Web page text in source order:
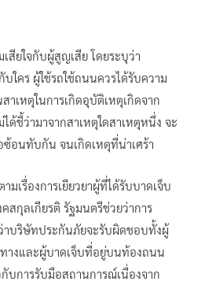
สียใจกับผู้สูญเสีย โดยระบุว่า
ใคร ผู้ใช้รถใช้ถนนควรได้รับความ
เหตุในการเกิดอุบัติเหตุเกิดจาก
ด้ชี้ว่ามาจากสาเหตุใดสาเหตุหนึ่ง จะ
อนทับกัน จนเกิดเหตุที่น่าเศร้า
มเรื่องการเยียวยาผู้ที่ได้รับบาดเจ็บ
สกุลเกียรติ รัฐมนตรีช่วยว่าการ
าบริษัทประกันภัยจะรับผิดชอบทั้งผู้
างและผู้บาดเจ็บที่อยู่บนท้องถนน
บการรับมือสถานการณ์เนื่องจาก